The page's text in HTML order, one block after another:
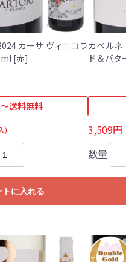
カーサ ヴィニコラ
サルトーリ 750ml [赤]
送料無料
トに入れる
カベルネ
3,509円
数量